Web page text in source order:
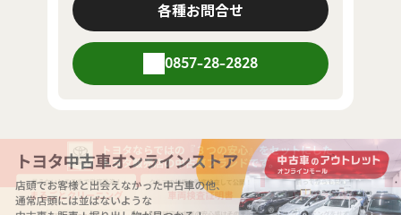
各種お問合せ
0857-28-2828